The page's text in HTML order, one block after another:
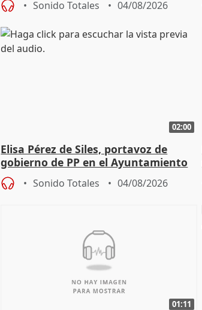
Sonido Totales 04/08/2026
02:00
Elisa Pérez de Siles, portavoz de
gobierno de PP en el Ayuntamiento
de Málaga, deja la política
Sonido Totales 04/08/2026
01:11